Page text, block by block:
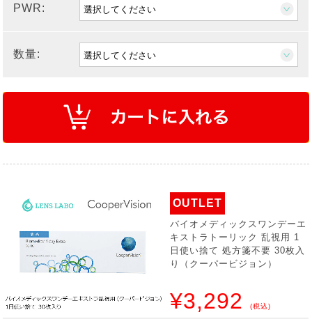
PWR:
数量:
OUTLET
バイオメディックスワンデーエ
キストラトーリック 乱視用 1
日使い捨て 処方箋不要 30枚入
り（クーパービジョン）
¥3,292(税込)